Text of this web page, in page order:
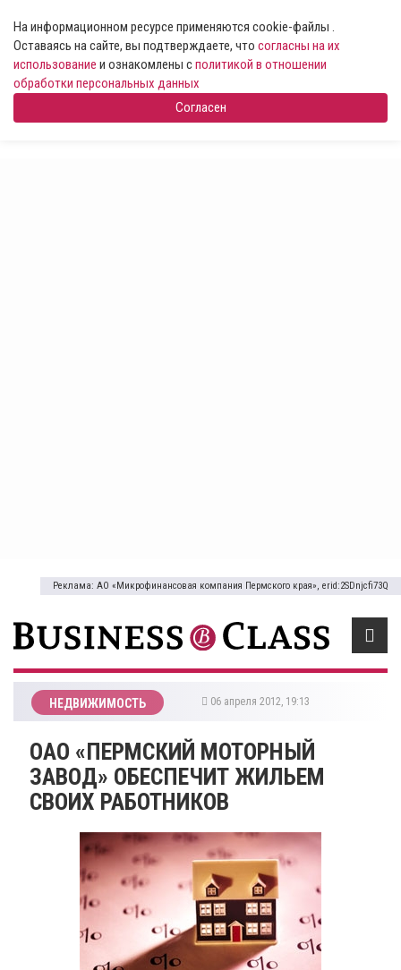
На информационном ресурсе применяются cookie-файлы .
Оставаясь на сайте, вы подтверждаете, что согласны на их
использование и ознакомлены сполитикой в отношении
обработки персональных данных
Согласен
Реклама: АО «Микрофинансовая компания Пермского края», erid:2SDnjcfi73Q
НЕДВИЖИМОСТЬ 06 апреля 2012, 19:13
ОАО «ПЕРМСКИЙ МОТОРНЫЙ
ЗАВОД» ОБЕСПЕЧИТ ЖИЛЬЕМ
СВОИХ РАБОТНИКОВ